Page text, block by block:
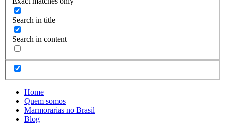
Search in title
Search in content
Home
Quem somos
Marmorarias no Brasil
Blog